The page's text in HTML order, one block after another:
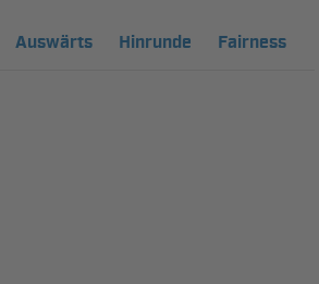
Auswärts Hinrunde Fairness